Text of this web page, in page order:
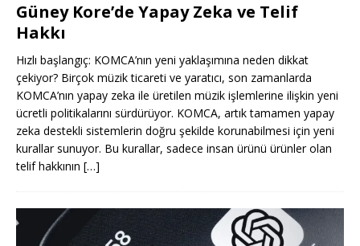
Güney Kore’de Yapay Zeka ve Telif
Hakkı
Hızlı başlangıç: KOMCA’nın yeni yaklaşımına neden dikkat
çekiyor? Birçok müzik ticareti ve yaratıcı, son zamanlarda
KOMCA’nın yapay zeka ile üretilen müzik işlemlerine ilişkin yeni
ücretli politikalarını sürdürüyor. KOMCA, artık tamamen yapay
zeka destekli sistemlerin doğru şekilde korunabilmesi için yeni
kurallar sunuyor. Bu kurallar, sadece insan ürünü ürünler olan
telif hakkının […]